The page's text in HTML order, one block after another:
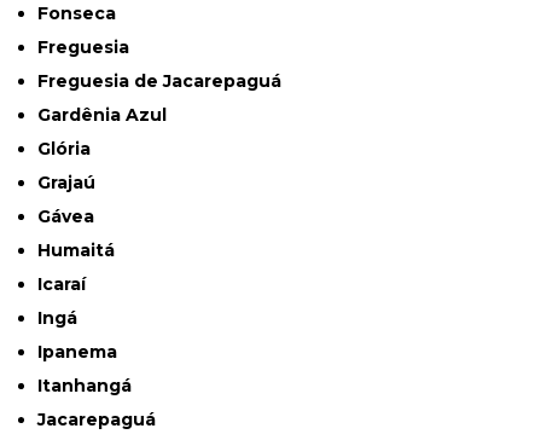
Fonseca
Freguesia
Freguesia de Jacarepaguá
Gardênia Azul
Glória
Grajaú
Gávea
Humaitá
Icaraí
Ingá
Ipanema
Itanhangá
Jacarepaguá